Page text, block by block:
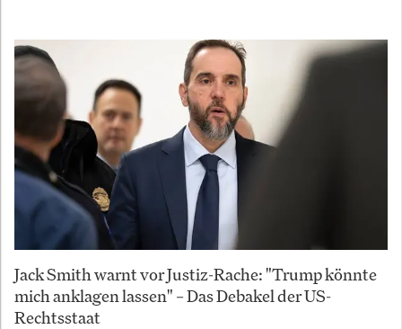
Jack Smith warnt vor Justiz-Rache: "Trump könnte
mich anklagen lassen" – Das Debakel der US-
Rechtsstaat